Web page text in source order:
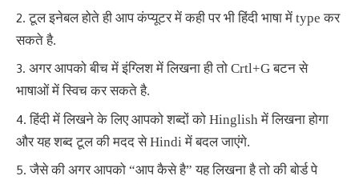
टूल इनेबल होते ही आप कंप्यूटर में कही पर भी हिंदी भाषा में type कर
सकते है.
अगर आपको बीच में इंग्लिश में लिखना ही तो Crtl+G बटन से
भाषाओं में स्विच कर सकते है.
हिंदी में लिखने के लिए आपको शब्दों को Hinglish में लिखना होगा
और यह शब्द टूल की मदद से Hindi में बदल जाएंगे.
जैसे की अगर आपको “आप कैसे है” यह लिखना है तो की बोर्ड पे